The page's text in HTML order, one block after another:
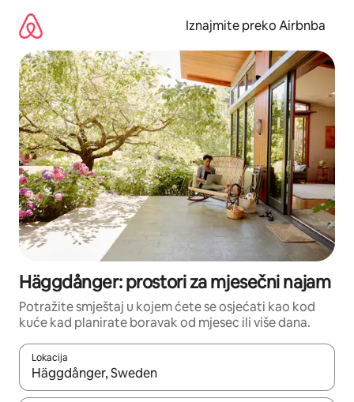
sadržaj
Iznajmite preko Airbnba
Häggdånger: prostori za mjesečni najam
Potražite smještaj u kojem ćete se osjećati kao kod
kuće kad planirate boravak od mjesec ili više dana.
Lokacija
Kada budu dostupni rezultati, moći ćete ih pregledati